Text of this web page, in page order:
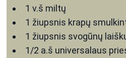
1 v.š miltų
1 žiupsnis krapų
1 žiupsnis svogūnų
1/2 a.š universalaus